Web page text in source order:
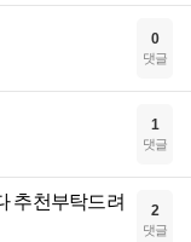
0
댓글
1
댓글
추천부탁드려
2
댓글